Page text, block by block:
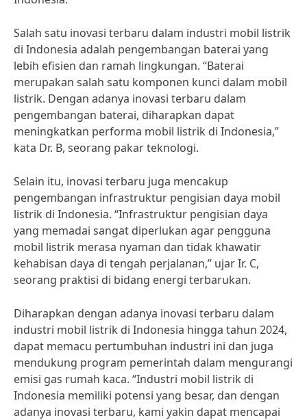
Salah satu inovasi terbaru dalam industri mobil listrik
di Indonesia adalah pengembangan baterai yang
lebih efisien dan ramah lingkungan. “Baterai
merupakan salah satu komponen kunci dalam mobil
listrik. Dengan adanya inovasi terbaru dalam
pengembangan baterai, diharapkan dapat
meningkatkan performa mobil listrik di Indonesia,”
kata Dr. B, seorang pakar teknologi.
Selain itu, inovasi terbaru juga mencakup
pengembangan infrastruktur pengisian daya mobil
listrik di Indonesia. “Infrastruktur pengisian daya
yang memadai sangat diperlukan agar pengguna
mobil listrik merasa nyaman dan tidak khawatir
kehabisan daya di tengah perjalanan,” ujar Ir. C,
seorang praktisi di bidang energi terbarukan.
Diharapkan dengan adanya inovasi terbaru dalam
industri mobil listrik di Indonesia hingga tahun 2024,
dapat memacu pertumbuhan industri ini dan juga
mendukung program pemerintah dalam mengurangi
emisi gas rumah kaca. “Industri mobil listrik di
Indonesia memiliki potensi yang besar, dan dengan
adanya inovasi terbaru, kami yakin dapat mencapai